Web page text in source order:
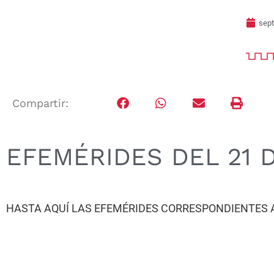
Compartir:
EFEMÉRIDES DEL 21
HASTA AQUÍ LAS EFEMÉRIDES